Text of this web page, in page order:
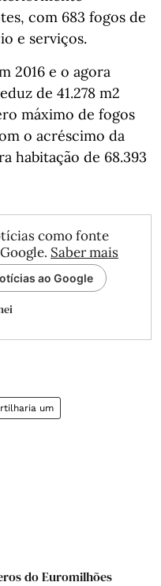
com 683 fogos de
e serviços.
2016 e o agora
de 41.278 m2
máximo de fogos
o acréscimo da
habitação de 68.393
como fonte
Saber mais
ao Google
um
do Euromilhões